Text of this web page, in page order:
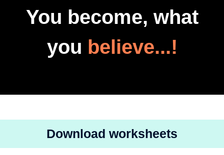
You become, what
you believe...!
Download worksheets